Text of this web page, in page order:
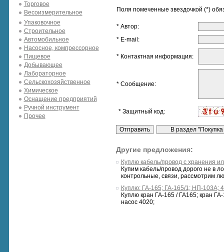
Торговое
Весоизмерительное
Упаковочное
Строительное
Автомобильное
Насосное, компрессорное
Пищевое
Добывающее
Лабораторное
Сельскохозяйственное
Химическое
Оснащение предприятий
Ручной инструмент
Прочее
Поля помеченные звездочкой (*)
* Автор:
* E-mail:
* Контактная информация:
* Сообщение:
* Защитный код:
Другие предложения:
Куплю кабель/провод с хранения
Купим кабель/провод дорого не в
контрольные, связи, рассмотрим
Куплю: ГА-165; ГА-165/1; НП-103А;
Куплю кран ГА-165 / ГА165; кран
насос 4020;